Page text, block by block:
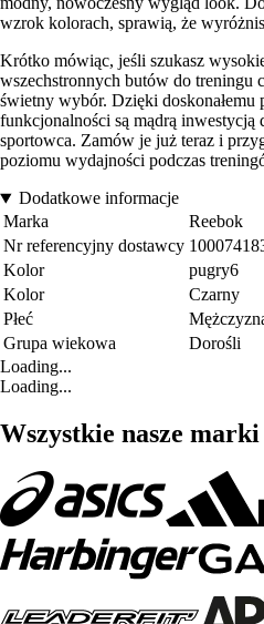
wzrok kolorach, sprawią, że
Krótko mówiąc, jeśli szukasz
wszechstronnych butów do treningu
świetny wybór. Dzięki doskonałemu
funkcjonalności są mądrą inwestycją
sportowca. Zamów je już teraz i
poziomu wydajności podczas
Dodatkowe informacje
Marka
Reebok
Nr referencyjny dostawcy
Kolor
pugry6
Kolor
Czarny
Płeć
Grupa wiekowa
Dorośli
Loading...
Loading...
Wszystkie nasze marki